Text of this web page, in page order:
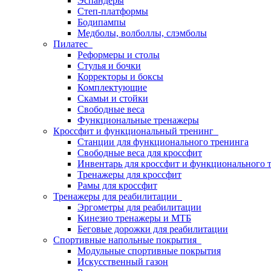
Степ-платформы
Бодипампы
Медболы, волболлы, слэмболы
Пилатес
Реформеры и столы
Стулья и бочки
Корректоры и боксы
Комплектующие
Скамьи и стойки
Свободные веса
Функциональные тренажеры
Кроссфит и функциональный тренинг
Станции для функционального тренинга
Свободные веса для кроссфит
Инвентарь для кроссфит и функционального
Тренажеры для кроссфит
Рамы для кроссфит
Тренажеры для реабилитации
Эргометры для реабилитации
Кинезио тренажеры и МТБ
Беговые дорожки для реабилитации
Спортивные напольные покрытия
Модульные спортивные покрытия
Искусственный газон